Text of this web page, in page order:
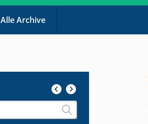
Alle Archive